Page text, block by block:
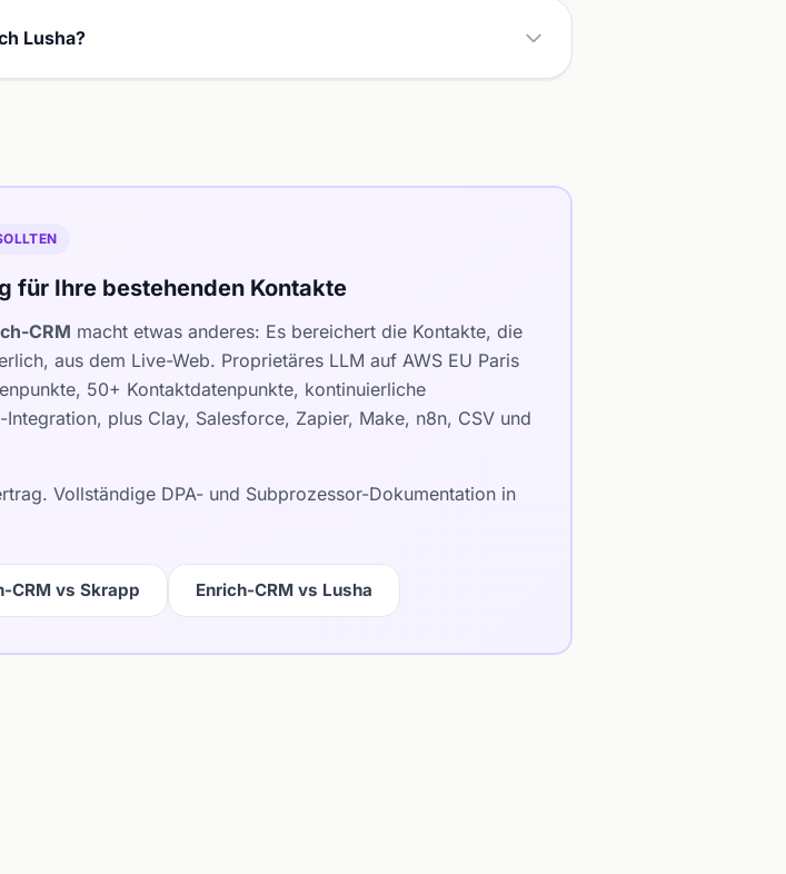
Lusha?
für Ihre bestehenden Kontakte
CRM macht etwas anderes: Es bereichert die Kontakte, die
aus dem Live-Web. Proprietäres LLM auf AWS EU Paris
50+ Kontaktdatenpunkte, kontinuierliche
plus Clay, Salesforce, Zapier, Make, n8n, CSV und
Vollständige DPA- und Subprozessor-Dokumentation in
CRM vs Skrapp Enrich-CRM vs Lusha